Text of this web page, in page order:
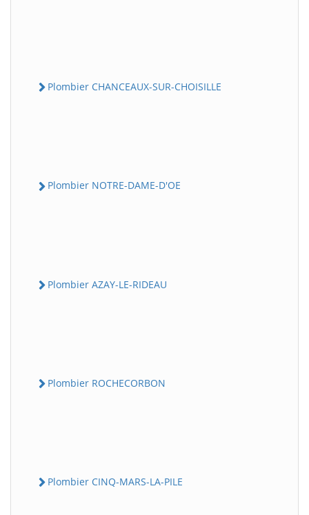
Plombier CHANCEAUX-SUR-CHOISILLE
Plombier NOTRE-DAME-D'OE
Plombier AZAY-LE-RIDEAU
Plombier ROCHECORBON
Plombier CINQ-MARS-LA-PILE